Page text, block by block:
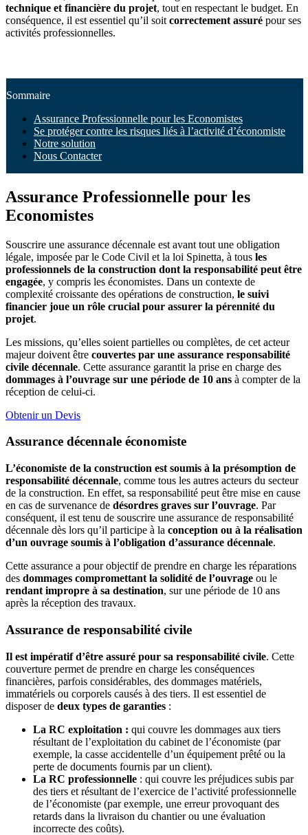
technique et financière du projet, tout en respectant le budget. En
conséquence, il est essentiel qu’il soit correctement assuré pour ses
activités professionnelles.
Sommaire
Assurance Professionnelle pour les Economistes
Se protéger contre les risques liés à l’activité d’économiste
Notre solution
Nous Contacter
Assurance Professionnelle pour les
Economistes
Souscrire une assurance décennale est avant tout une obligation
légale, imposée par le Code Civil et la loi Spinetta, à tous les
professionnels de la construction dont la responsabilité peut être
engagée, y compris les économistes. Dans un contexte de
complexité croissante des opérations de construction, le suivi
financier joue un rôle crucial pour assurer la pérennité du
projet.
Les missions, qu’elles soient partielles ou complètes, de cet acteur
majeur doivent être couvertes par une assurance responsabilité
civile décennale. Cette assurance garantit la prise en charge des
dommages à l’ouvrage sur une période de 10 ans à compter de la
réception de celui-ci.
Obtenir un Devis
Assurance décennale économiste
L’économiste de la construction est soumis à la présomption de
responsabilité décennale, comme tous les autres acteurs du secteur
de la construction. En effet, sa responsabilité peut être mise en cause
en cas de survenance de désordres graves sur l’ouvrage. Par
conséquent, il est tenu de souscrire une assurance de responsabilité
décennale dès lors qu’il participe à la conception ou à la réalisation
d’un ouvrage soumis à l’obligation d’assurance décennale.
Cette assurance a pour objectif de prendre en charge les réparations
des dommages compromettant la solidité de l’ouvrage ou le
rendant impropre à sa destination, sur une période de 10 ans
après la réception des travaux.
Assurance de responsabilité civile
Il est impératif d’être assuré pour sa responsabilité civile. Cette
couverture permet de prendre en charge les conséquences
financières, parfois considérables, des dommages matériels,
immatériels ou corporels causés à des tiers. Il est essentiel de
disposer de deux types de garanties :
La RC exploitation : qui couvre les dommages aux tiers
résultant de l’exploitation du cabinet de l’économiste (par
exemple, la casse accidentelle d’un équipement prêté ou la
perte de documents fournis par un client).
La RC professionnelle : qui couvre les préjudices subis par
des tiers et résultant de l’exercice de l’activité professionnelle
de l’économiste (par exemple, une erreur provoquant des
retards dans la livraison du chantier ou une évaluation
incorrecte des coûts).